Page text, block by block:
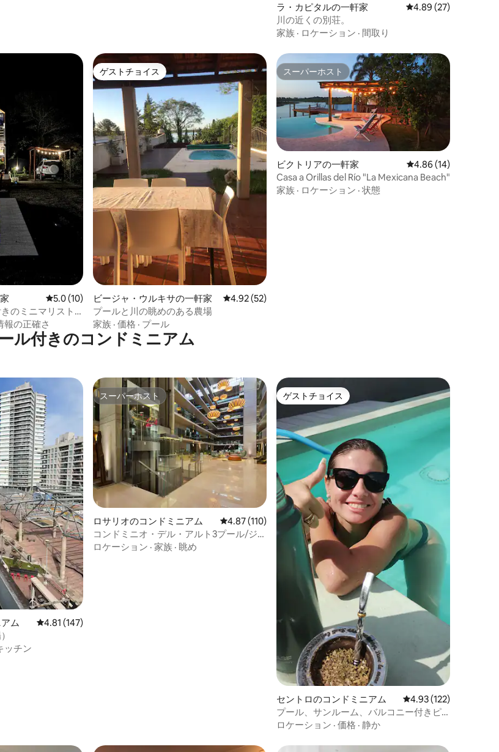
ラ・カピタルの一軒家 レビュー27件、5つ星
4.89 (27)
川の近くの別荘。
家族 · ロケーション · 間取り
均評価
レビュー10件、5つ星中5.0つ星の平均評価
5.0 (10)
のミニマリスト
報の正確さ
ゲストチョイス
ゲストチョイス
ビージャ・ウルキサの一軒家 レビュー52件、5つ星中4.92つ星の平均評価
4.92 (52)
プールと川の眺めのある農場
家族 · 価格 · プール
スーパーホスト
スーパーホスト
ビクトリアの一軒家 レビュー14件、5つ
4.86 (14)
Casa a Orillas del Río "La Mexicana Beach"
家族 · ロケーション · 状態
ル付きのコンドミニアム
均評価
ム レビュー147件、5つ星中4.81つ星の平均評価
4.81 (147)
ッチン
スーパーホスト
スーパーホスト
ロサリオのコンドミニアム レビュー110件、5つ星中4.87つ星の平均評価
4.87 (110)
コンドミニオ・デル・アルト3プール/ジ
ム/セキュリティなど
ロケーション · 家族 · 眺め
ゲストチョイス
ゲストチョイス
セントロのコンドミニアム レビュー122件、5つ
4.93 (122)
プール、サンルーム、バルコニー付きピ
チンチャ
ロケーション · 価格 · 静か